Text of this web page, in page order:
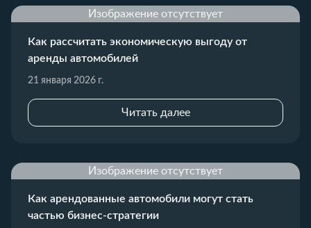
Изображение отсутствует
Как рассчитать экономическую выгоду от
аренды автомобилей
21 января 2026 г.
Читать далее
Изображение отсутствует
Как арендованные автомобили могут стать
частью бизнес-стратегии